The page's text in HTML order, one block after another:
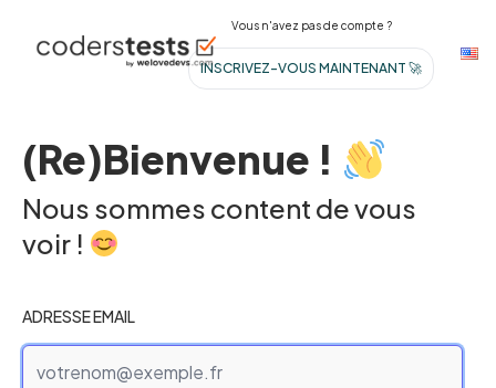
Vous n'avez pas de compte ?
INSCRIVEZ-VOUS MAINTENANT 🚀
(Re)Bienvenue !
Nous sommes content de vous
voir !
ADRESSE EMAIL